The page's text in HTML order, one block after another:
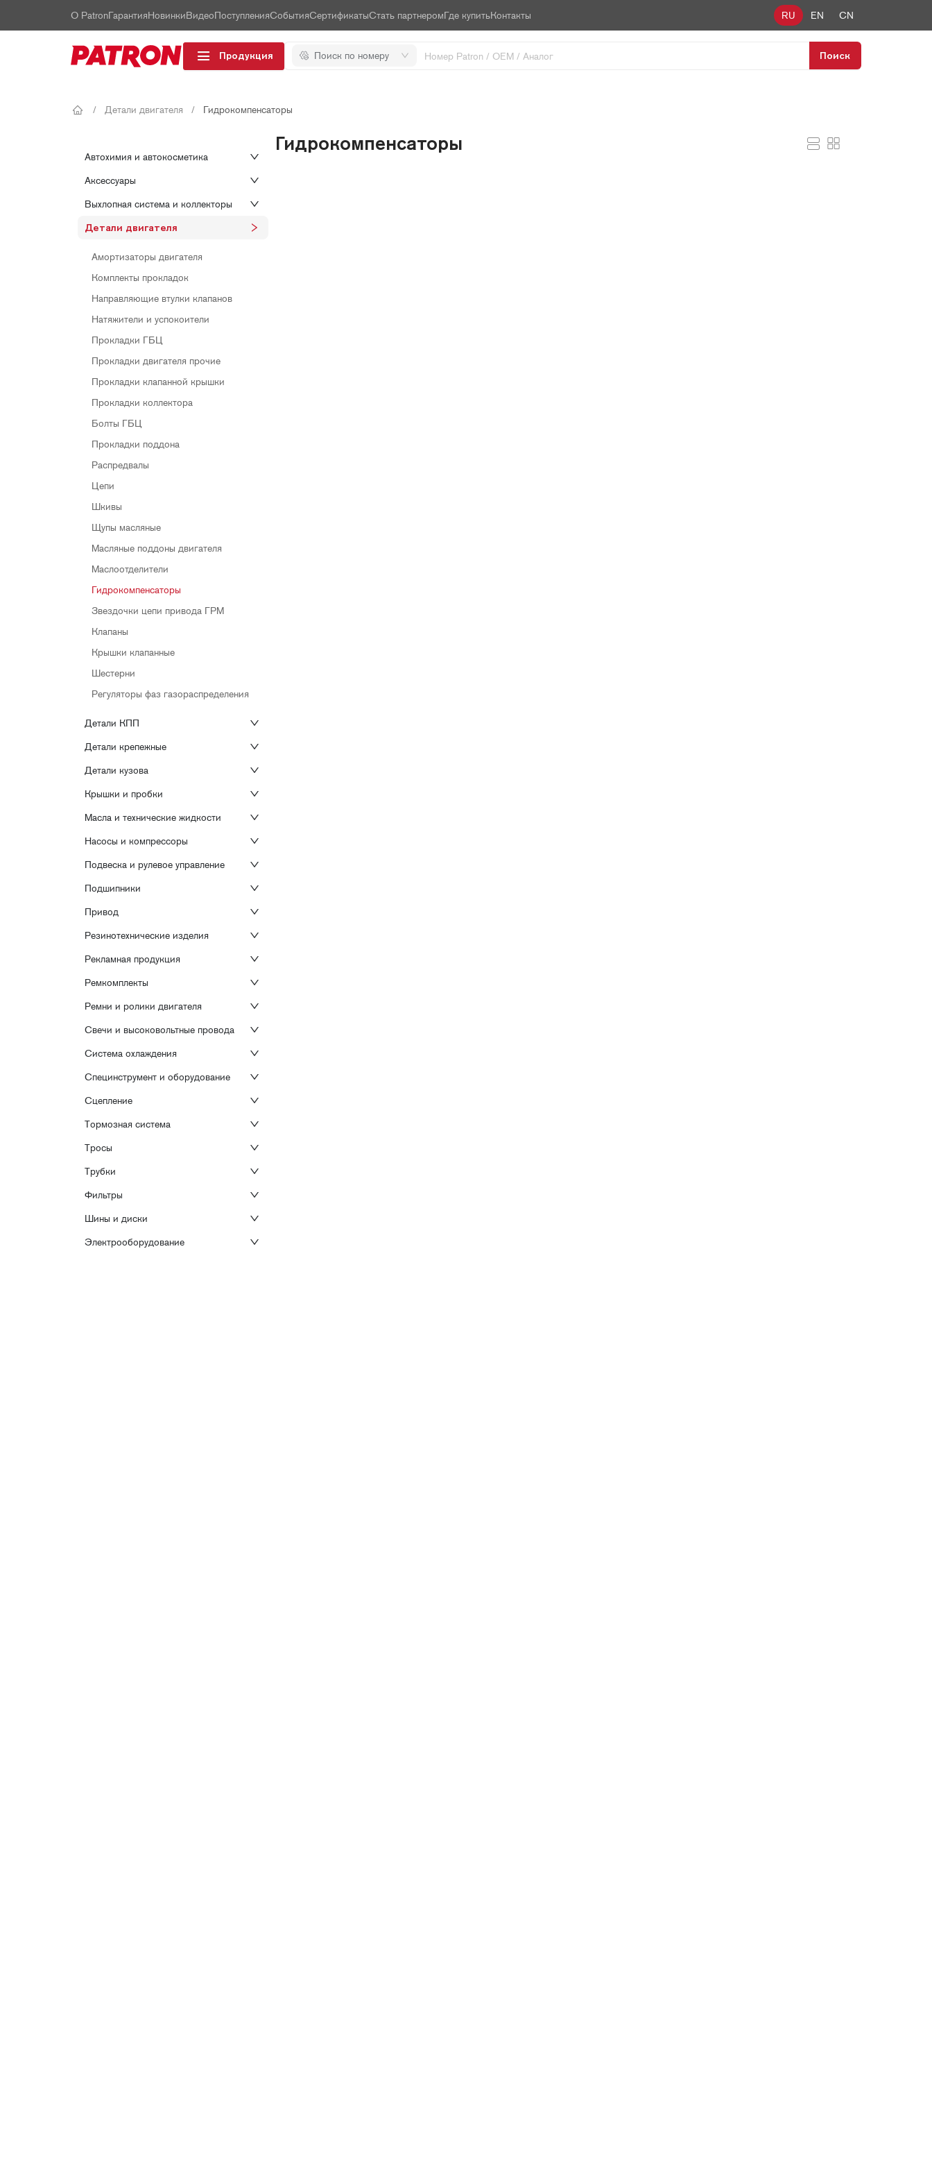
О PatronГарантияНовинкиВидеоПоступленияСобытияСертификатыСтать партнеромГде купитьКонтакты RU EN CN
Продукция Поиск по номеру Поиск
/ Детали двигателя / Гидрокомпенсаторы
Автохимия и автокосметика
Аксессуары
Выхлопная система и коллекторы
Детали двигателя
Амортизаторы двигателя
Комплекты прокладок
Направляющие втулки клапанов
Натяжители и успокоители
Прокладки ГБЦ
Прокладки двигателя прочие
Прокладки клапанной крышки
Прокладки коллектора
Болты ГБЦ
Прокладки поддона
Распредвалы
Цепи
Шкивы
Щупы масляные
Масляные поддоны двигателя
Маслоотделители
Гидрокомпенсаторы
Звездочки цепи привода ГРМ
Клапаны
Крышки клапанные
Шестерни
Регуляторы фаз газораспределения
Детали КПП
Детали крепежные
Детали кузова
Крышки и пробки
Масла и технические жидкости
Насосы и компрессоры
Подвеска и рулевое управление
Подшипники
Привод
Резинотехнические изделия
Рекламная продукция
Ремкомплекты
Ремни и ролики двигателя
Свечи и высоковольтные провода
Система охлаждения
Специнструмент и оборудование
Сцепление
Тормозная система
Тросы
Трубки
Фильтры
Шины и диски
Электрооборудование
Гидрокомпенсаторы